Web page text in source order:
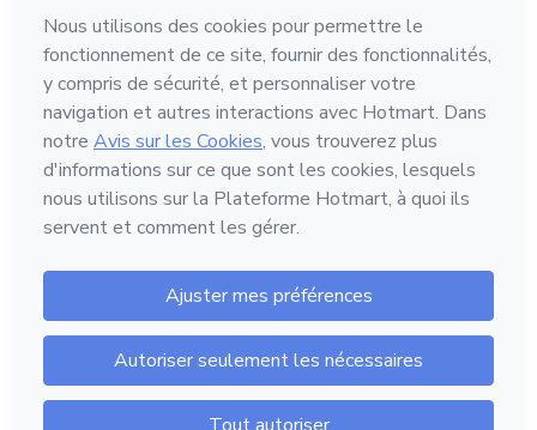
Langue
Français
Hotmart - 2011-2026 © Tous droits réservés